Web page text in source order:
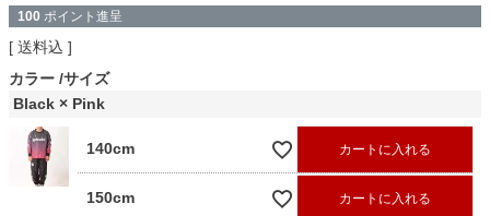
100 ポイント進呈
送料込
カラー サイズ
Black × Pink
140cm カートに入れる
150cm カートに入れる